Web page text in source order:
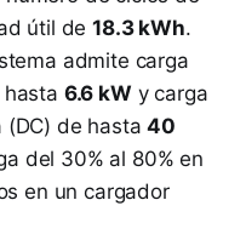
útil de18.3 kWh.
admite carga
6.6 kW y carga
(DC) de hasta40
del 30% al 80% en
en un cargador